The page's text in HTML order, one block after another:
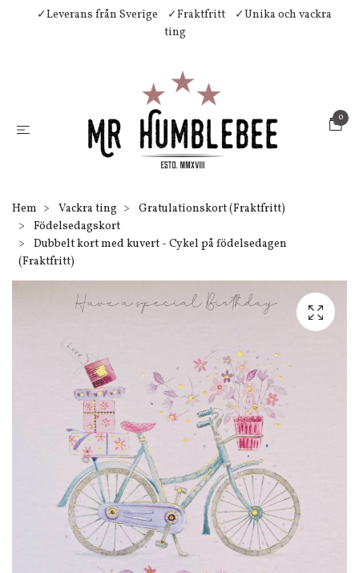
✓Leverans från Sverige ✓Fraktfritt
✓Unika och vackra
ting
0
Hem Vackra ting
Gratulationskort (Fraktfritt)
Födelsedagskort
Dubbelt kort med kuvert - Cykel på födelsedagen
(Fraktfritt)